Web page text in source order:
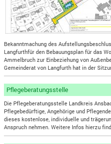
Bekanntmachung des
Langfurthfür den Bebauungsplan für das
Ammelbruch zur Einbeziehung von
Gemeinderat von Langfurth hat in der
Pflegeberatungsstelle
Die Pflegeberatungsstelle Landkreis
Pflegebedürftige, Angehörige und
dieses kostenlose, individuelle und
Anspruch nehmen. Weitere Infos hierzu